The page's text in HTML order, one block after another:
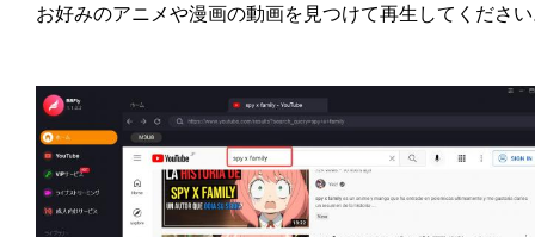
お好みのアニメや漫画の動画を見つけて再生してくださ